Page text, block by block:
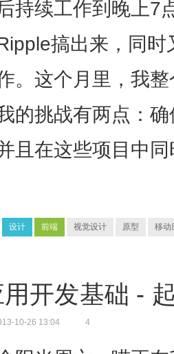
持续工作到晚上7
搞出来，同
。这个月里，我
的挑战有两点：
且在这些项目中
设计 前端 视觉设计 原型 移动
用开发基础 -
10-26 13:04 4